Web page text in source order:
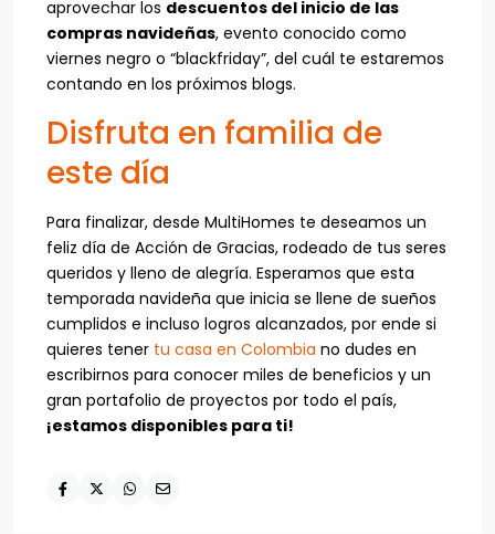
aprovechar los descuentos del inicio de las
compras navideñas, evento conocido como
viernes negro o “blackfriday”, del cuál te estaremos
contando en los próximos blogs.
Disfruta en familia de
este día
Para finalizar, desde MultiHomes te deseamos un
feliz día de Acción de Gracias, rodeado de tus seres
queridos y lleno de alegría. Esperamos que esta
temporada navideña que inicia se llene de sueños
cumplidos e incluso logros alcanzados, por ende si
quieres tener tu casa en Colombia no dudes en
escribirnos para conocer miles de beneficios y un
gran portafolio de proyectos por todo el país,
¡estamos disponibles para ti!